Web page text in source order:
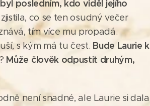
posledním, kdo viděl jejího
co se ten osudný večer
tím více mu propadá.
s kým má tu čest. Bude Laurie k
Může člověk odpustit druhým,
není snadné, ale Laurie si dala